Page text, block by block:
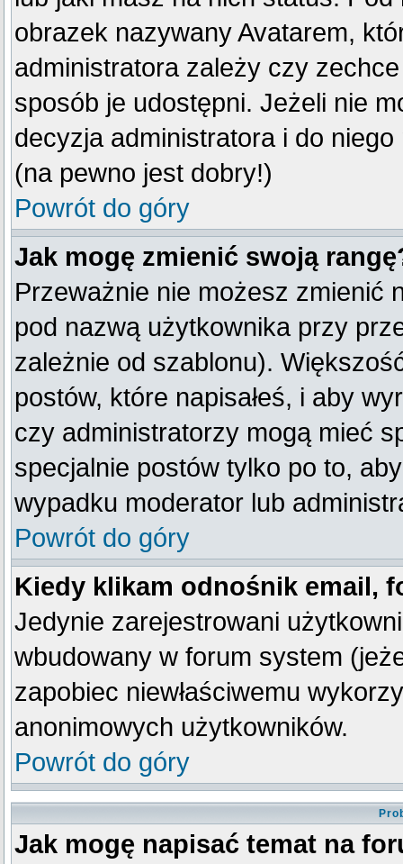
obrazek nazywany Avatarem,
administratora zależy czy
sposób je udostępni. Jeżeli nie
decyzja administratora i do
(na pewno jest dobry!)
Powrót do góry
Jak mogę zmienić swoją
Przeważnie nie możesz zmienić
pod nazwą użytkownika przy
zależnie od szablonu).
postów, które napisałeś, i aby
czy administratorzy mogą mieć
specjalnie postów tylko po to,
wypadku moderator lub
Powrót do góry
Kiedy klikam odnośnik email,
Jedynie zarejestrowani
wbudowany w forum system
zapobiec niewłaściwemu
anonimowych użytkowników.
Powrót do góry
Jak mogę napisać temat na